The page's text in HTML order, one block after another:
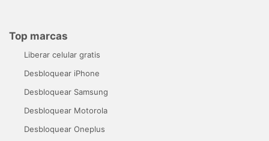
Top marcas
Liberar celular gratis
Desbloquear iPhone
Desbloquear Samsung
Desbloquear Motorola
Desbloquear Oneplus